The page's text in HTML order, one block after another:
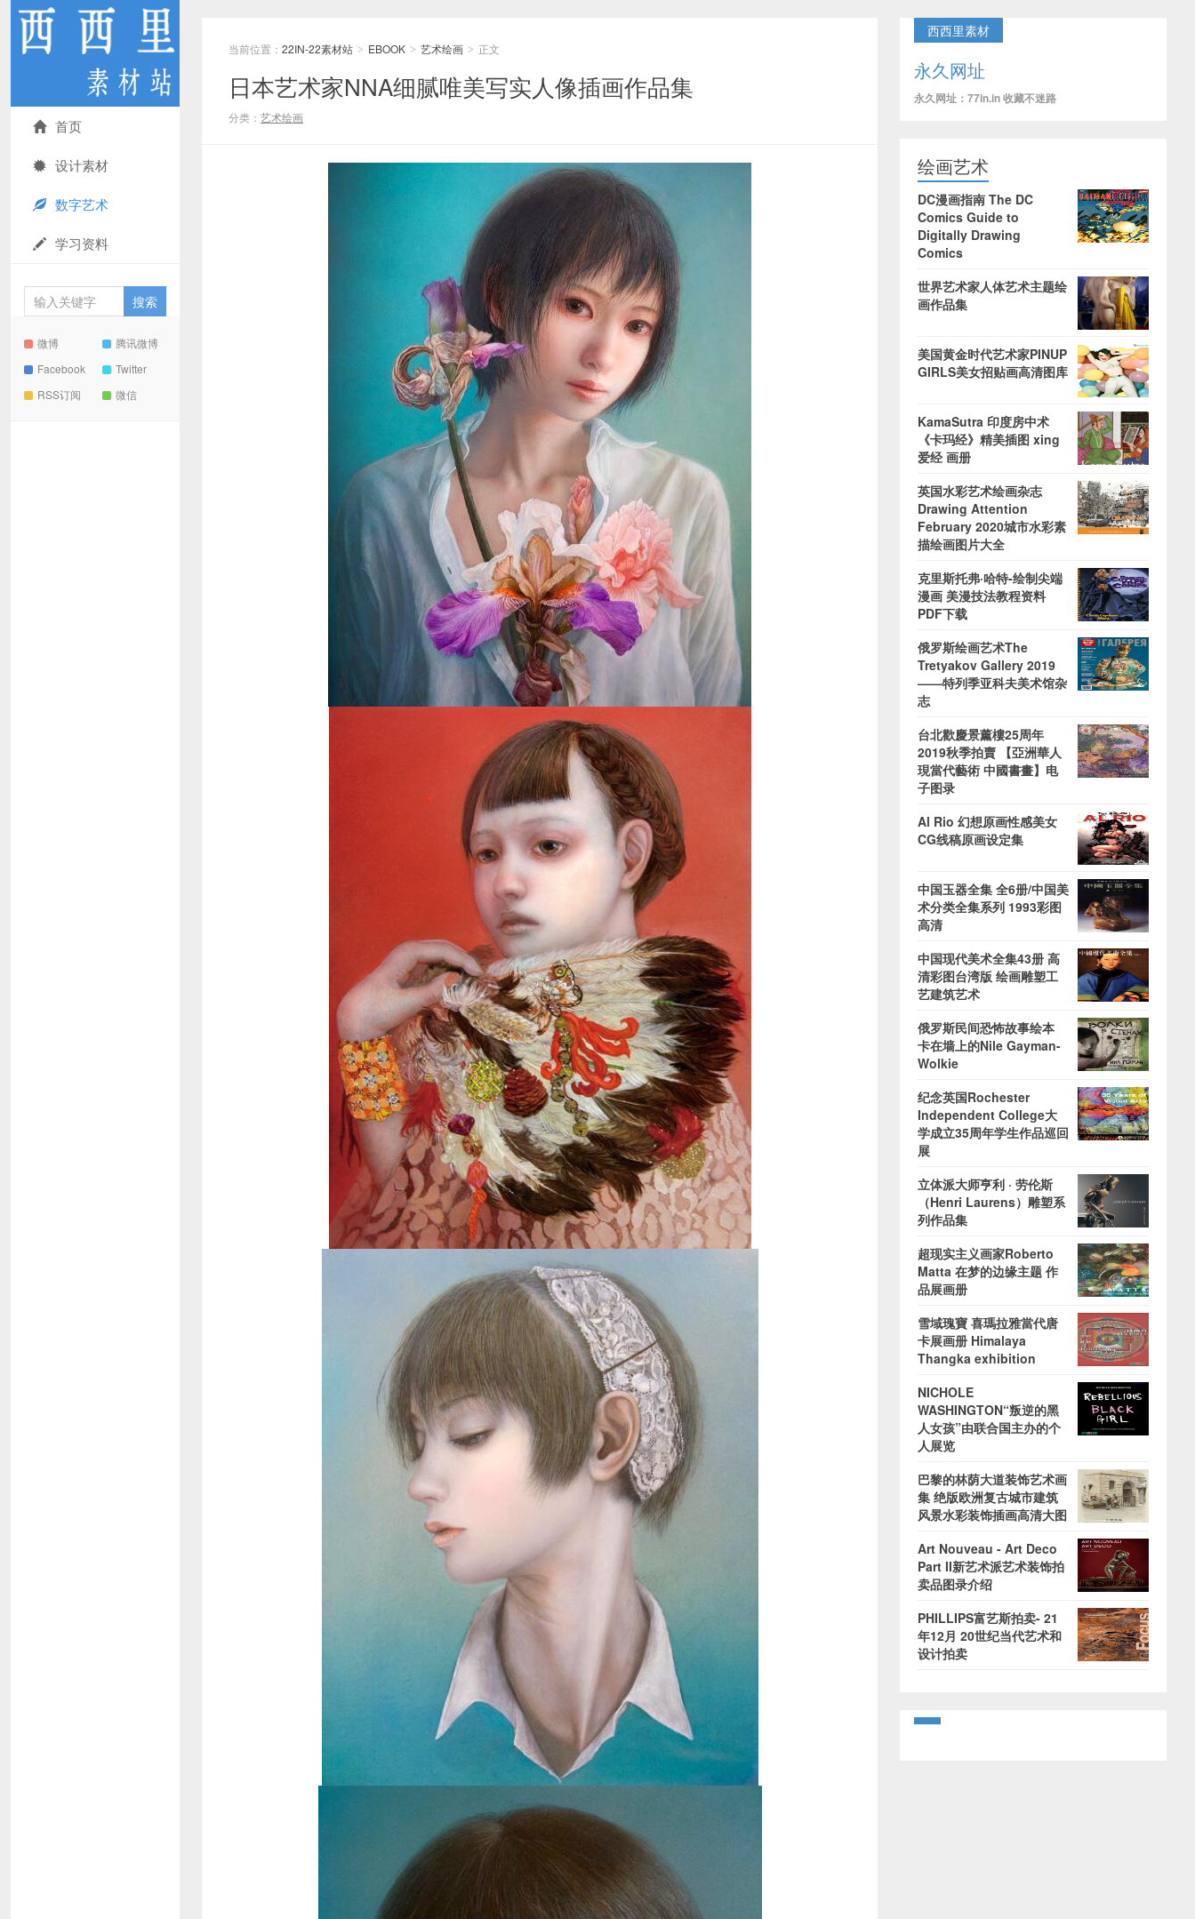
首页
设计素材
数字艺术
学习资料
微博
腾讯微博
Facebook
Twitter
RSS订阅
微信
当前位置： 22IN-22素材站 > EBOOK > 艺术绘画 > 正文
日本艺术家NNA细腻唯美写实人像插画作品集
分类： 艺术绘画
西西里素材
永久网址
永久网址：77in.in 收藏不迷路
绘画艺术
DC漫画指南 The DC
Comics Guide to
Digitally Drawing
Comics
世界艺术家人体艺术主题绘
画作品集
美国黄金时代艺术家PINUP
GIRLS美女招贴画高清图库
KamaSutra 印度房中术
《卡玛经》精美插图 xing
爱经 画册
英国水彩艺术绘画杂志
Drawing Attention
February 2020城市水彩素
描绘画图片大全
克里斯托弗·哈特-绘制尖端
漫画 美漫技法教程资料
PDF下载
俄罗斯绘画艺术The
Tretyakov Gallery 2019
——特列季亚科夫美术馆杂
志
台北歡慶景薰樓25周年
2019秋季拍賣 【亞洲華人
現當代藝術 中國書畫】电
子图录
Al Rio 幻想原画性感美女
CG线稿原画设定集
中国玉器全集 全6册/中国美
术分类全集系列 1993彩图
高清
中国现代美术全集43册 高
清彩图台湾版 绘画雕塑工
艺建筑艺术
俄罗斯民间恐怖故事绘本
卡在墙上的Nile Gayman-
Wolkie
纪念英国Rochester
Independent College大
学成立35周年学生作品巡回
展
立体派大师亨利 · 劳伦斯
（Henri Laurens）雕塑系
列作品集
超现实主义画家Roberto
Matta 在梦的边缘主题 作
品展画册
雪域瑰寶 喜瑪拉雅當代唐
卡展画册 Himalaya
Thangka exhibition
NICHOLE
WASHINGTON“叛逆的黑
人女孩”由联合国主办的个
人展览
巴黎的林荫大道装饰艺术画
集 绝版欧洲复古城市建筑
风景水彩装饰插画高清大图
Art Nouveau - Art Deco
Part II新艺术派艺术装饰拍
卖品图录介绍
PHILLIPS富艺斯拍卖- 21
年12月 20世纪当代艺术和
设计拍卖